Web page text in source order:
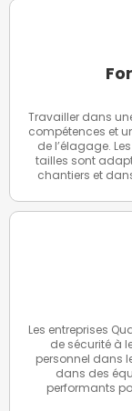
Travailler dans
compétences et
de l’élagage.
tailles sont
chantiers et
Les entreprises
de sécurité à
personnel dans
dans des
performants